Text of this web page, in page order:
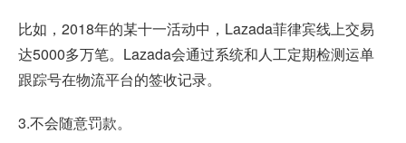
比如，2018年的某十一活动中，Lazada菲律宾线上交易
达5000多万笔。Lazada会通过系统和人工定期检测运单
跟踪号在物流平台的签收记录。
3.不会随意罚款。